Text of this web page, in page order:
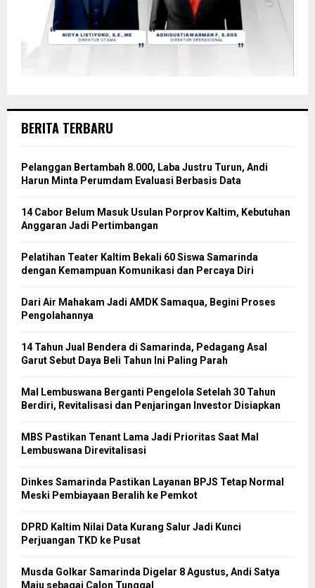
BERITA TERBARU
Pelanggan Bertambah 8.000, Laba Justru Turun, Andi
Harun Minta Perumdam Evaluasi Berbasis Data
14 Cabor Belum Masuk Usulan Porprov Kaltim, Kebutuhan
Anggaran Jadi Pertimbangan
Pelatihan Teater Kaltim Bekali 60 Siswa Samarinda
dengan Kemampuan Komunikasi dan Percaya Diri
Dari Air Mahakam Jadi AMDK Samaqua, Begini Proses
Pengolahannya
14 Tahun Jual Bendera di Samarinda, Pedagang Asal
Garut Sebut Daya Beli Tahun Ini Paling Parah
Mal Lembuswana Berganti Pengelola Setelah 30 Tahun
Berdiri, Revitalisasi dan Penjaringan Investor Disiapkan
MBS Pastikan Tenant Lama Jadi Prioritas Saat Mal
Lembuswana Direvitalisasi
Dinkes Samarinda Pastikan Layanan BPJS Tetap Normal
Meski Pembiayaan Beralih ke Pemkot
DPRD Kaltim Nilai Data Kurang Salur Jadi Kunci
Perjuangan TKD ke Pusat
Musda Golkar Samarinda Digelar 8 Agustus, Andi Satya
Maju sebagai Calon Tunggal